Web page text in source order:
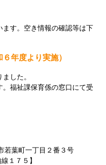
す。空き情報の確認等は下
年度より実施）
した。
福祉課保育係の窓口にて受
葉町一丁目２番３号
１７５】